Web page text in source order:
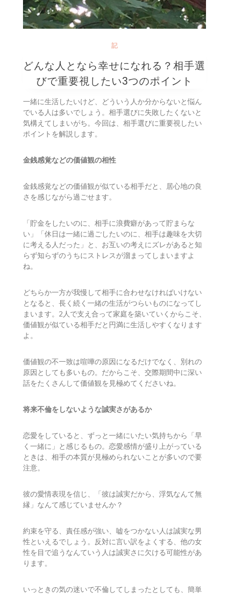
記
どんな人となら幸せになれる？相手選
びで重要視したい3つのポイント
一緒に生活したいけど、どういう人か分からないと悩ん
でいる人は多いでしょう。相手選びに失敗したくないと
気構えてしまいがち。今回は、相手選びに重要視したい
ポイントを解説します。
金銭感覚などの価値観の相性
金銭感覚などの価値観が似ている相手だと、居心地の良
さを感じながら過ごせます。
「貯金をしたいのに、相手に浪費癖があって貯まらな
い」「休日は一緒に過ごしたいのに、相手は趣味を大切
に考える人だった」と、お互いの考えにズレがあると知
らず知らずのうちにストレスが溜まってしまいますよ
ね。
どちらか一方が我慢して相手に合わせなければいけない
となると、長く続く一緒の生活がつらいものになってし
まいます。2人で支え合って家庭を築いていくからこそ、
価値観が似ている相手だと円満に生活しやすくなります
よ。
価値観の不一致は喧嘩の原因になるだけでなく、別れの
原因としても多いもの。だからこそ、交際期間中に深い
話をたくさんして価値観を見極めてくださいね。
将来不倫をしないような誠実さがあるか
恋愛をしていると、ずっと一緒にいたい気持ちから「早
く一緒に」と感じるもの。恋愛感情が盛り上がっている
ときは、相手の本質が見極められないことが多いので要
注意。
彼の愛情表現を信じ、「彼は誠実だから、浮気なんて無
縁」なんて感じていませんか？
約束を守る、責任感が強い、嘘をつかない人は誠実な男
性といえるでしょう。反対に言い訳をよくする、他の女
性を目で追うなんていう人は誠実さに欠ける可能性があ
ります。
いっときの気の迷いで不倫してしまったとしても、簡単